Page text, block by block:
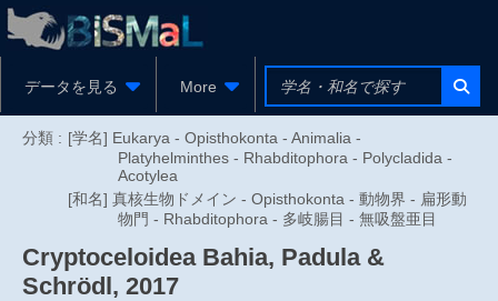
データを見る More
分類 : [学名] Eukarya - Opisthokonta - Animalia -
Platyhelminthes - Rhabditophora - Polycladida -
Acotylea
[和名] 真核生物ドメイン - Opisthokonta - 動物界 - 扁形動
物門 - Rhabditophora - 多岐腸目 - 無吸盤亜目
CryptoceloideaBahia, Padula &
Schrödl, 2017